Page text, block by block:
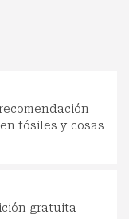
fósiles y cosas
gratuita